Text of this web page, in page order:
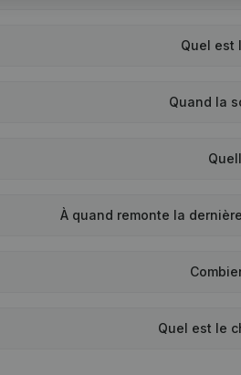
Quel est
Quand la
À quand remonte la
Quel est le